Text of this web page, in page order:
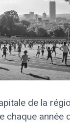
de la
chaque année